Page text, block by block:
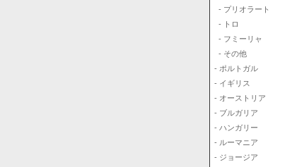
- プリオラート
- トロ
- フミーリャ
- その他
- ポルトガル
- イギリス
- オーストリア
- ブルガリア
- ハンガリー
- ルーマニア
- ジョージア